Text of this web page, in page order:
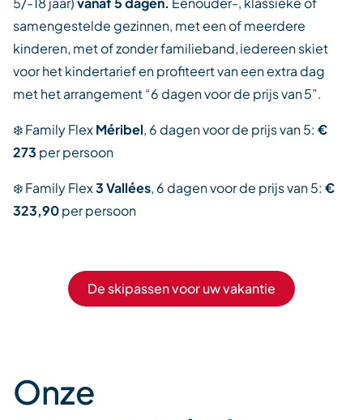
samengestelde gezinnen, met een of meerdere
kinderen, met of zonder familieband, iedereen skiet
voor het kindertarief en profiteert van een extra dag
met het arrangement “6 dagen voor de prijs van 5”.
❄️ Family FlexMéribel, 6 dagen voor de prijs van 5: €
273 per persoon
❄️ Family Flex3 Vallées, 6 dagen voor de prijs van 5: €
323,90per persoon
De skipassen voor uw vakantie
Onze